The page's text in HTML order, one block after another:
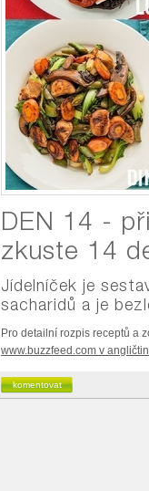
DEN 14 -
zkuste 14
Jídelníček je
sacharidů a je
Pro detailní rozpis receptů a
www.buzzfeed.com v
komentovat